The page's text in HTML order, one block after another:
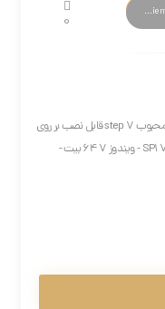
نرم افزارهای PLC Siemens
0
دانلود نرم افزار Step 7 5.1 SP4 نسخه نایاب نرم افزار محبوب step 7 قابل نصب بر روی
ویندوزهای XP SP3- 2000 SP3 و ویندوز 7 -ویندوز 7 SP1 - ویندوز 7 64 بیت -